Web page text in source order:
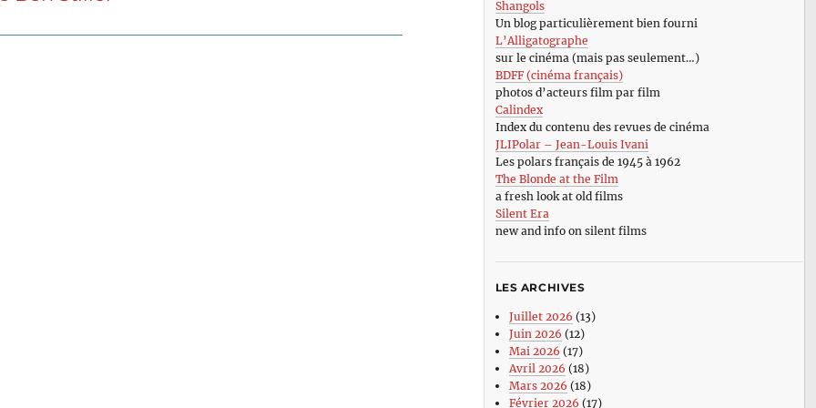
Shangols
Un blog particulièrement bien fourni
L’Alligatographe
sur le cinéma (mais pas seulement…)
BDFF (cinéma français)
photos d’acteurs film par film
Calindex
Index du contenu des revues de cinéma
JLIPolar – Jean-Louis Ivani
Les polars français de 1945 à 1962
The Blonde at the Film
a fresh look at old films
Silent Era
new and info on silent films
LES ARCHIVES
Juillet 2026 (13)
Juin 2026 (12)
Mai 2026 (17)
Avril 2026 (18)
Mars 2026 (18)
Février 2026 (17)